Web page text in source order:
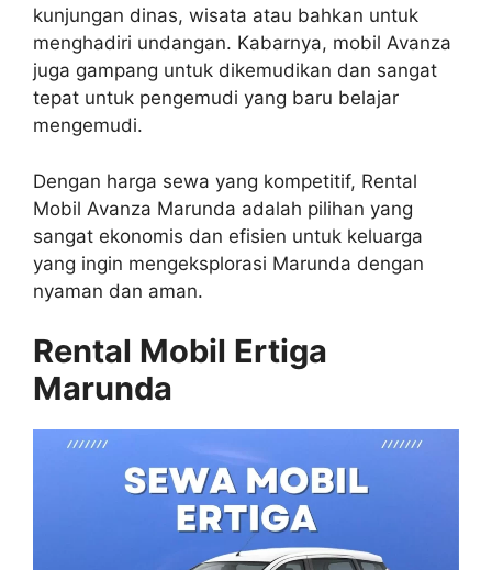
kunjungan dinas, wisata atau bahkan untuk
menghadiri undangan. Kabarnya, mobil Avanza
juga gampang untuk dikemudikan dan sangat
tepat untuk pengemudi yang baru belajar
mengemudi.
Dengan harga sewa yang kompetitif, Rental
Mobil Avanza Marunda adalah pilihan yang
sangat ekonomis dan efisien untuk keluarga
yang ingin mengeksplorasi Marunda dengan
nyaman dan aman.
Rental Mobil Ertiga
Marunda